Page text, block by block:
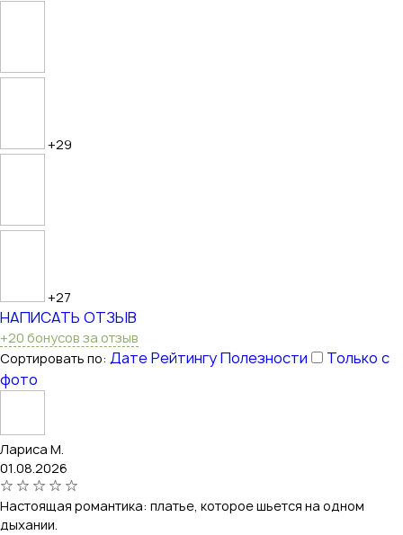
+29
+27
НАПИСАТЬ ОТЗЫВ
+20 бонусов за отзыв
Сортировать по: ДатеРейтингуПолезности
Только с
фото
Лариса М.
01.08.2026
Настоящая романтика: платье, которое шьется на одном
дыхании.